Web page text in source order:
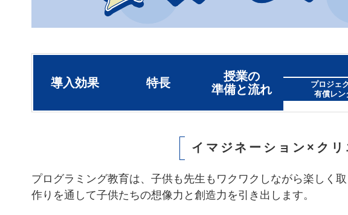
導入効果 特長
授業の
準備と流れ
プロジェ
有償レン
イマジネーション×ク
プログラミング教育は、子供も先生もワクワクしながら楽しく
作りを通して子供たちの想像力と創造力を引き出します。